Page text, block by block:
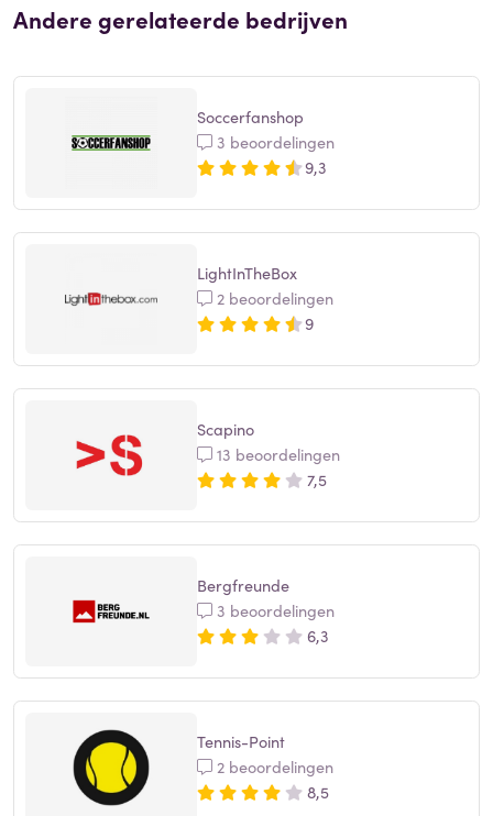
Andere gerelateerde bedrijven
Soccerfanshop
3 beoordelingen
9,3
LightInTheBox
2 beoordelingen
9
Scapino
13 beoordelingen
7,5
Bergfreunde
3 beoordelingen
6,3
Tennis-Point
2 beoordelingen
8,5